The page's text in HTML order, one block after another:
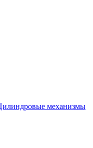
механизмы